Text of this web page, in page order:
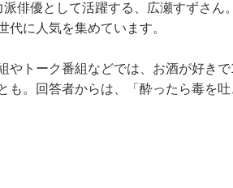
俳優として活躍する、広瀬すずさ
代に人気を集めています。
やトーク番組などでは、お酒が好き
も。回答者からは、「酔ったら毒を